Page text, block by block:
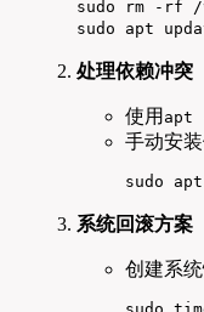
sudo rm -rf
sudo apt
处理依赖冲突
使用 apt
手动安装
sudo
系统回滚方案
创建系统
sudo